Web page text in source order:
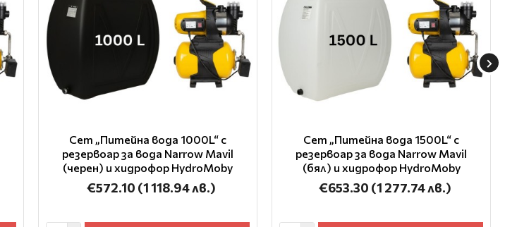
Сет „Питейна вода 1000L“ с
резервоар за вода Narrow Mavil
(черен) и хидрофор HydroMoby
€572.10 (1 118.94 лв.)
Сет „Питейна вода 1500L“ с
резервоар за вода Narrow Mavil
(бял) и хидрофор HydroMoby
€653.30 (1 277.74 лв.)